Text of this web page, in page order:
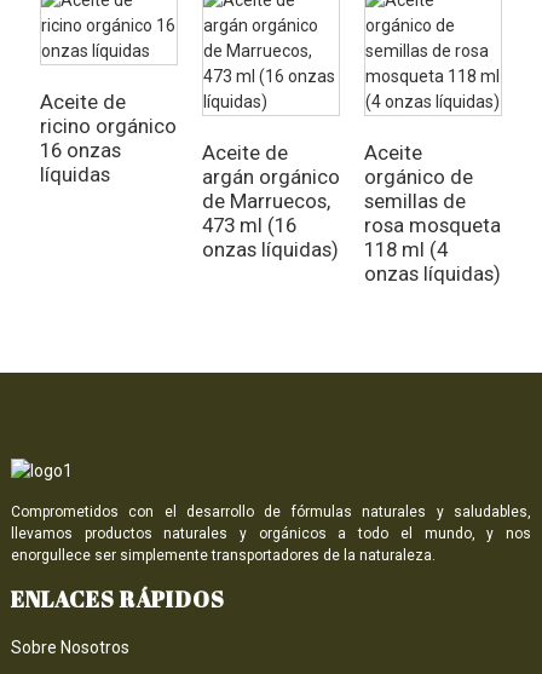
Aceite de
ricino orgánico
16 onzas
líquidas
Aceite de
argán orgánico
de Marruecos,
473 ml (16
onzas líquidas)
Aceite
orgánico de
semillas de
rosa mosqueta
118 ml (4
onzas líquidas)
Comprometidos con el desarrollo de fórmulas naturales y saludables,
llevamos productos naturales y orgánicos a todo el mundo, y nos
enorgullece ser simplemente transportadores de la naturaleza.
ENLACES RÁPIDOS
Sobre Nosotros